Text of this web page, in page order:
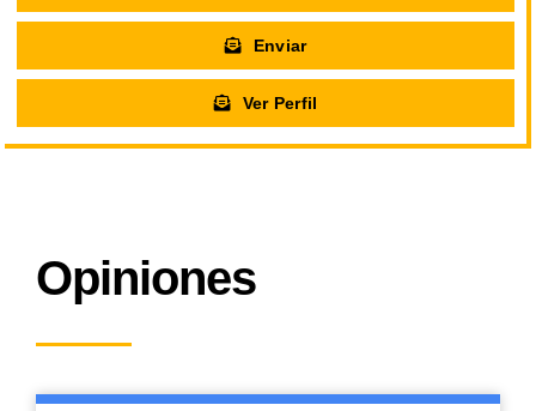
Enviar
Ver Perfil
Opiniones